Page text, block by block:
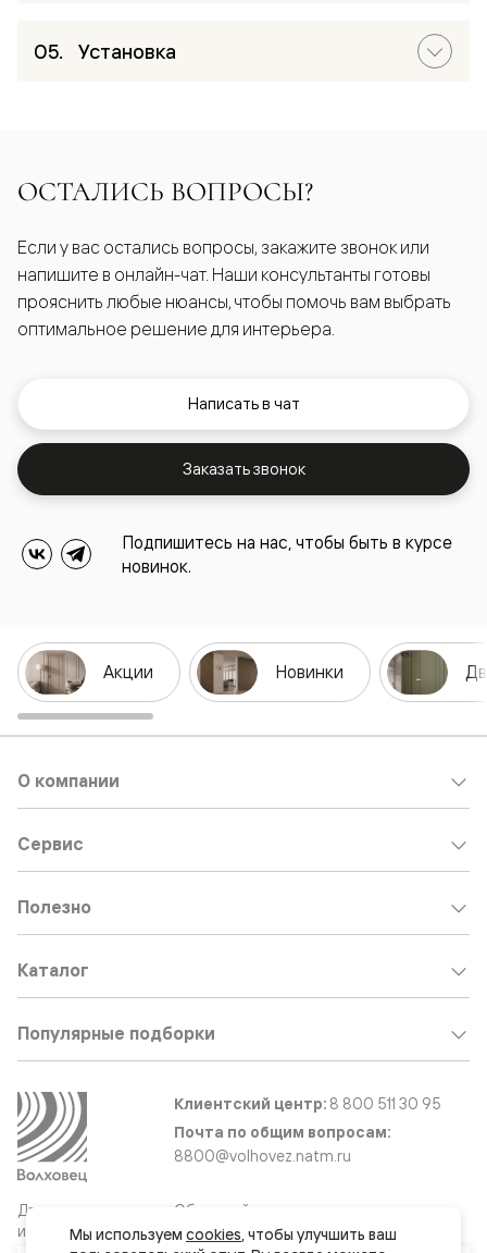
Установка
ОСТАЛИСЬ ВОПРОСЫ?
Если у вас остались вопросы, закажите звонок или
напишите в онлайн-чат. Наши консультанты готовы
прояснить любые нюансы, чтобы помочь вам выбрать
оптимальное решение для интерьера.
Написать в чат
Заказать звонок
Подпишитесь на нас, чтобы быть в курсе
новинок.
Акции Новинки
Двери
и интерьерные
О компании
Сервис
Полезно
Каталог
Популярные подборки
Клиентский центр: 8 800 511 30 95
Почта по общим вопросам:
8800@volhovez.natm.ru
Обратный звонок
Мы используем cookies, чтобы улучшить ваш